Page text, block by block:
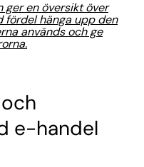
ger en översikt över
fördel hänga upp den
används och ge
e-handel